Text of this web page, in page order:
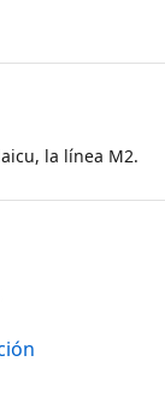
la línea M2.